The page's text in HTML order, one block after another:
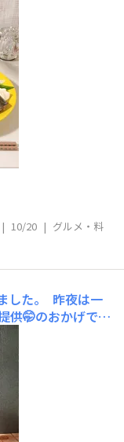
| 10/20 | グルメ・料
した。 昨夜は一
供🤭のおかげで、
間くらいずっと